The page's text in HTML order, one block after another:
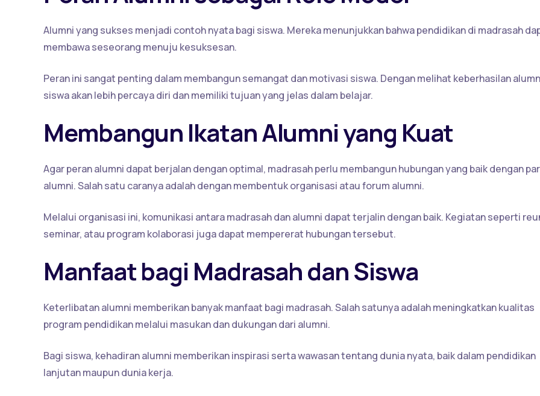
Alumni yang sukses menjadi contoh nyata bagi siswa. Mereka menunjukkan bahwa pendidikan di madrasah
membawa seseorang menuju kesuksesan.
Peran ini sangat penting dalam membangun semangat dan motivasi siswa. Dengan melihat keberhasilan
siswa akan lebih percaya diri dan memiliki tujuan yang jelas dalam belajar.
Membangun Ikatan Alumni yang Kuat
Agar peran alumni dapat berjalan dengan optimal, madrasah perlu membangun hubungan yang baik dengan
alumni. Salah satu caranya adalah dengan membentuk organisasi atau forum alumni.
Melalui organisasi ini, komunikasi antara madrasah dan alumni dapat terjalin dengan baik. Kegiatan seperti
seminar, atau program kolaborasi juga dapat mempererat hubungan tersebut.
Manfaat bagi Madrasah dan Siswa
Keterlibatan alumni memberikan banyak manfaat bagi madrasah. Salah satunya adalah meningkatkan kualitas
program pendidikan melalui masukan dan dukungan dari alumni.
Bagi siswa, kehadiran alumni memberikan inspirasi serta wawasan tentang dunia nyata, baik dalam pendidikan
lanjutan maupun dunia kerja.